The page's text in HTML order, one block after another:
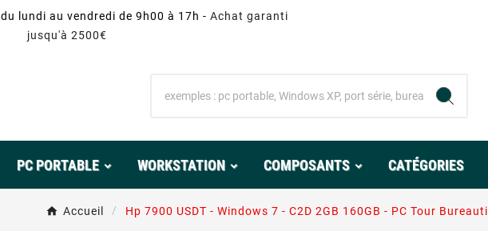
du lundi au vendredi de 9h00 à 17h - Achat garanti
jusqu'à 2500€
PC PORTABLE WORKSTATION COMPOSANTS CATÉGORIES
Accueil Hp 7900 USDT - Windows 7 - C2D 2GB 160GB - PC Tour